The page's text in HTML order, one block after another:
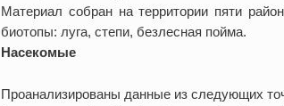
Материал собран на территории пяти
биотопы: луга, степи, безлесная пойма.
Насекомые
Проанализированы данные из следующих